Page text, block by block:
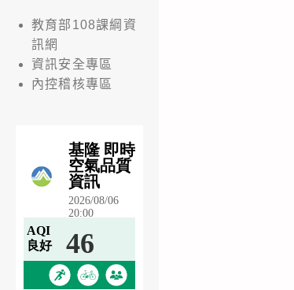
教育部108課綱資
訊網
資訊安全專區
內控稽核專區